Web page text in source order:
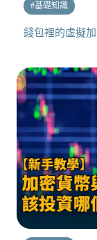
#基礎知識
錢包裡的虛擬